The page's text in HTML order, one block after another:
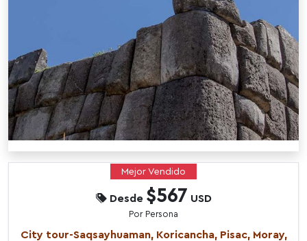
Mejor Vendido
Desde $567 USD
Por Persona
City tour-Saqsayhuaman, Koricancha, Pisac, Moray,